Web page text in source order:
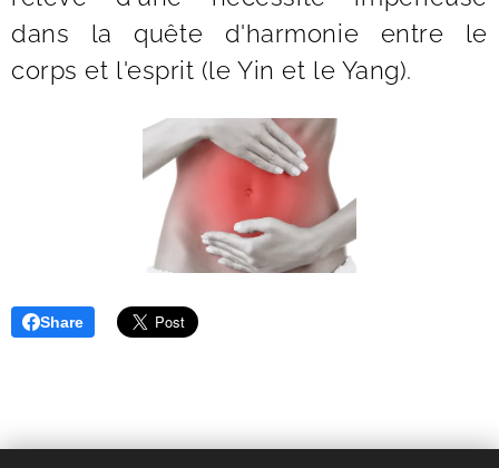
dans la quête d'harmonie entre le
corps et l'esprit (le Yin et le Yang).
Share